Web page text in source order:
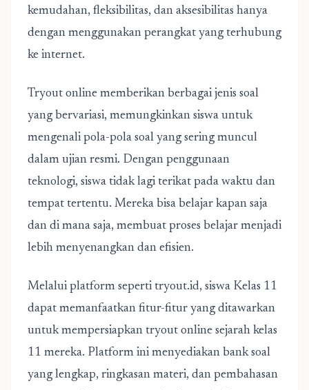
kemudahan, fleksibilitas, dan aksesibilitas hanya
dengan menggunakan perangkat yang terhubung
ke internet.
Tryout online memberikan berbagai jenis soal
yang bervariasi, memungkinkan siswa untuk
mengenali pola-pola soal yang sering muncul
dalam ujian resmi. Dengan penggunaan
teknologi, siswa tidak lagi terikat pada waktu dan
tempat tertentu. Mereka bisa belajar kapan saja
dan di mana saja, membuat proses belajar menjadi
lebih menyenangkan dan efisien.
Melalui platform seperti tryout.id, siswa Kelas 11
dapat memanfaatkan fitur-fitur yang ditawarkan
untuk mempersiapkan tryout online sejarah kelas
11 mereka. Platform ini menyediakan bank soal
yang lengkap, ringkasan materi, dan pembahasan